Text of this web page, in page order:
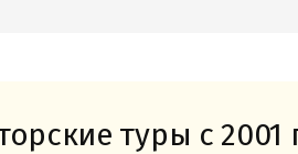
туры с 2001